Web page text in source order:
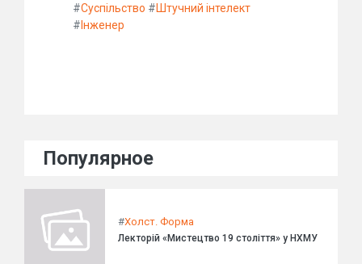
#Суспільство #Штучний інтелект
#Інженер
Популярное
#Холст. Форма
Лекторій «Мистецтво 19 століття» у НХМУ